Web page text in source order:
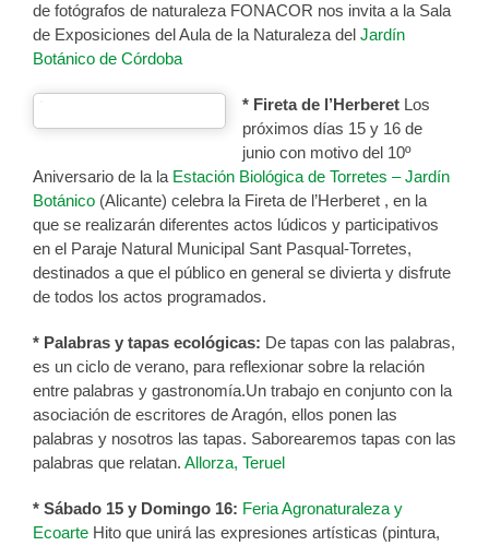
de fotógrafos de naturaleza FONACOR nos invita a la Sala
de Exposiciones del Aula de la Naturaleza del Jardín
Botánico de Córdoba
* Fireta de l’Herberet Los
próximos días 15 y 16 de
junio con motivo del 10º
Aniversario de la la Estación Biológica de Torretes – Jardín
Botánico (Alicante) celebra la Fireta de l’Herberet , en la
que se realizarán diferentes actos lúdicos y participativos
en el Paraje Natural Municipal Sant Pasqual-Torretes,
destinados a que el público en general se divierta y disfrute
de todos los actos programados.
* Palabras y tapas ecológicas: De tapas con las palabras,
es un ciclo de verano, para reflexionar sobre la relación
entre palabras y gastronomía.Un trabajo en conjunto con la
asociación de escritores de Aragón, ellos ponen las
palabras y nosotros las tapas. Saborearemos tapas con las
palabras que relatan. Allorza, Teruel
* Sábado 15 y Domingo 16: Feria Agronaturaleza y
Ecoarte Hito que unirá las expresiones artísticas (pintura,